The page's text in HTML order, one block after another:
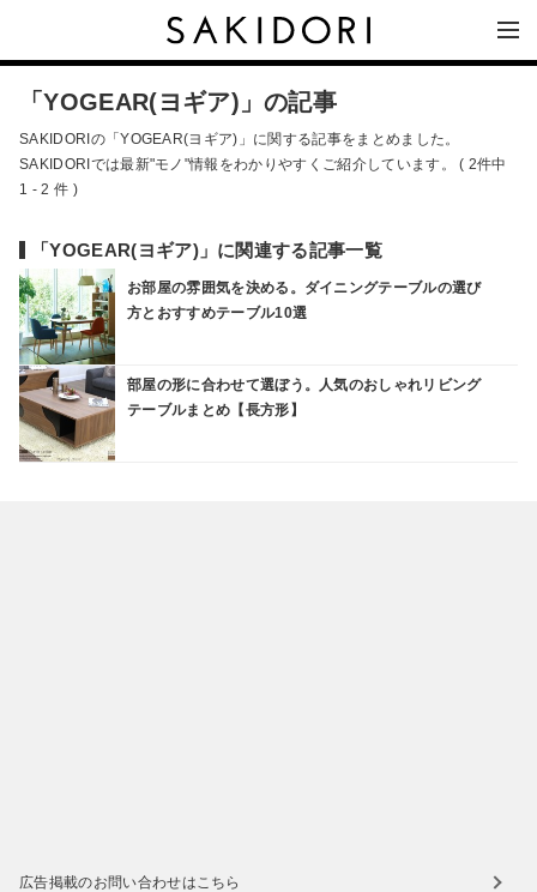
「YOGEAR(ヨギア)」の記事
SAKIDORIの「YOGEAR(ヨギア)」に関する記事をまとめました。
SAKIDORIでは最新"モノ"情報をわかりやすくご紹介しています。 ( 2件中
1 - 2 件 )
「YOGEAR(ヨギア)」に関連する記事一覧
お部屋の雰囲気を決める。ダイニングテーブルの選び
方とおすすめテーブル10選
部屋の形に合わせて選ぼう。人気のおしゃれリビング
テーブルまとめ【長方形】
広告掲載のお問い合わせはこちら